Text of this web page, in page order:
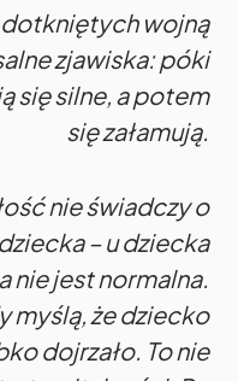
dotkniętych wojną
zjawiska: póki
się silne, a potem
się załamują.
nie świadczy o
– u dziecka
nie jest normalna.
myślą, że dziecko
dojrzało. To nie